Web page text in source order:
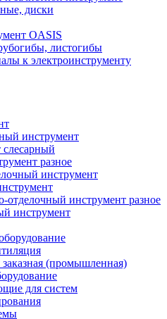
диски
OASIS
листогибы
к электроинструменту
инструмент
разное
инструмент
отделочный инструмент разное
инструмент
(промышленная)
для систем